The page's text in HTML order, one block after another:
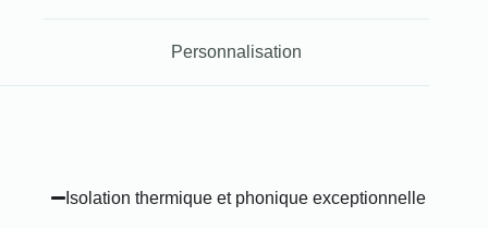
Personnalisation
Isolation thermique et phonique exceptionnelle